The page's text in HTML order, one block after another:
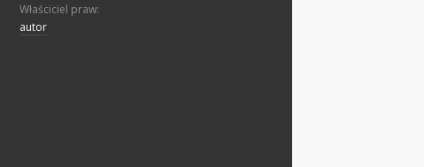
Właściciel praw:
autor